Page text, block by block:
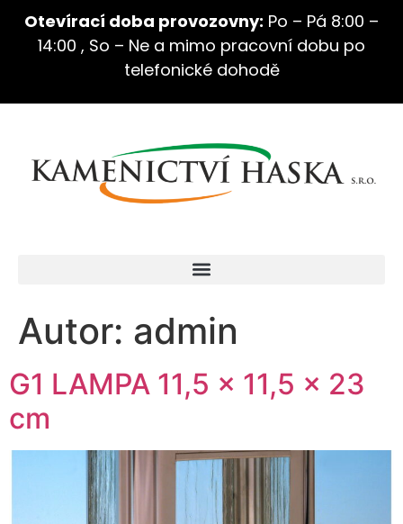
Otevírací doba provozovny: Po – Pá 8:00 –
14:00 , So – Ne a mimo pracovní dobu po
telefonické dohodě
Autor: admin
G1 LAMPA 11,5 x 11,5 x 23
cm